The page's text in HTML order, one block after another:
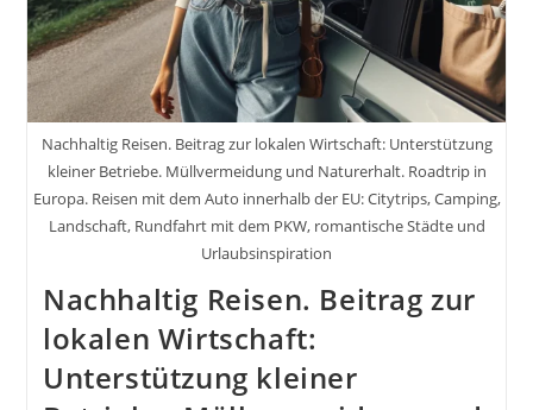
Nachhaltig Reisen. Beitrag zur lokalen Wirtschaft: Unterstützung
kleiner Betriebe. Müllvermeidung und Naturerhalt. Roadtrip in
Europa. Reisen mit dem Auto innerhalb der EU: Citytrips, Camping,
Landschaft, Rundfahrt mit dem PKW, romantische Städte und
Urlaubsinspiration
Nachhaltig Reisen. Beitrag zur
lokalen Wirtschaft:
Unterstützung kleiner